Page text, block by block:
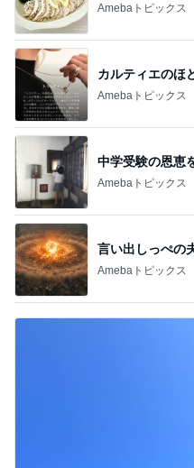
Amebaトピックス
カルティエのほ
Amebaトピックス
中学受験の恩恵
Amebaトピックス
言い出しっぺの
Amebaトピックス